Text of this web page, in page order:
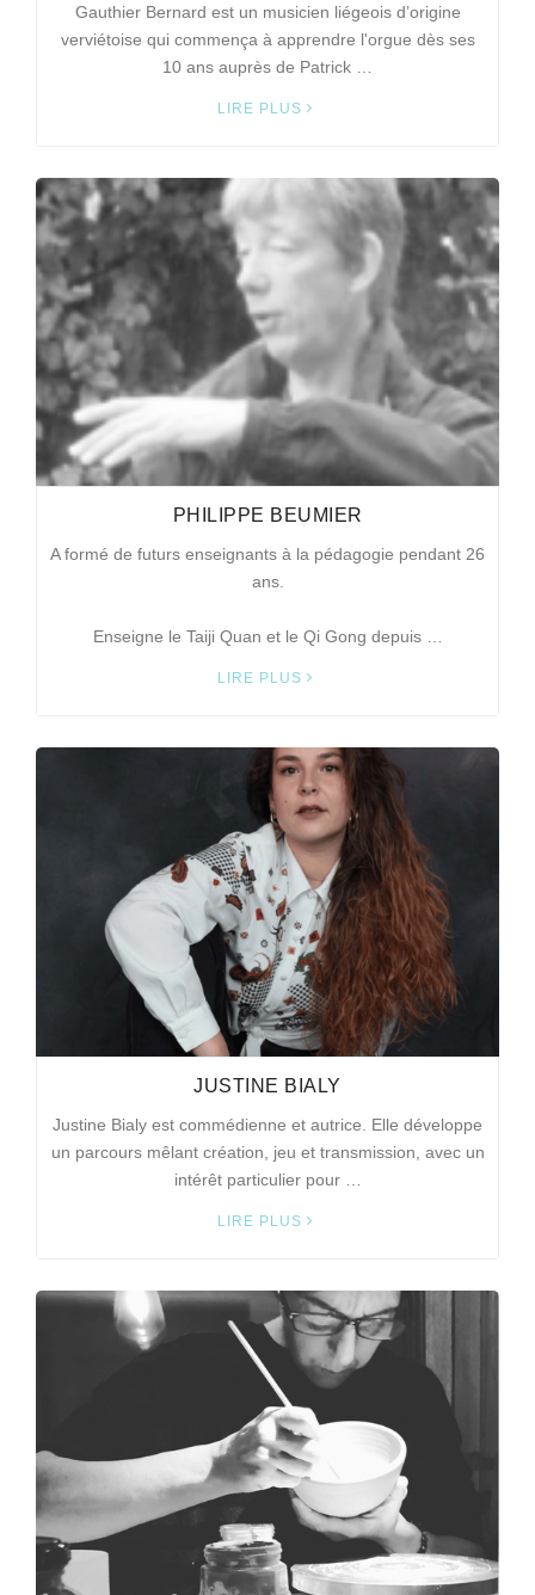
Gauthier Bernard est un musicien liégeois d’origine
verviétoise qui commença à apprendre l'orgue dès ses
10 ans auprès de Patrick …
LIRE PLUS
PHILIPPE BEUMIER
A formé de futurs enseignants à la pédagogie pendant 26
ans.
Enseigne le Taiji Quan et le Qi Gong depuis …
LIRE PLUS
JUSTINE BIALY
Justine Bialy est commédienne et autrice. Elle développe
un parcours mêlant création, jeu et transmission, avec un
intérêt particulier pour …
LIRE PLUS